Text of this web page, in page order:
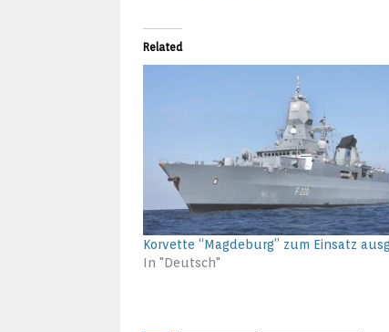
Related
Korvette “Magdeburg” zum Einsatz
In "Deutsch"